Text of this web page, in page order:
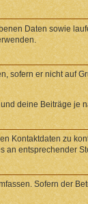
Daten sowie
sofern er nicht auf
deine Beiträge
Kontaktdaten zu
an entsprechender
Sofern der